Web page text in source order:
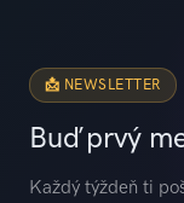
📩 NEWSLETTER
Buď prvý
Každý týždeň ti